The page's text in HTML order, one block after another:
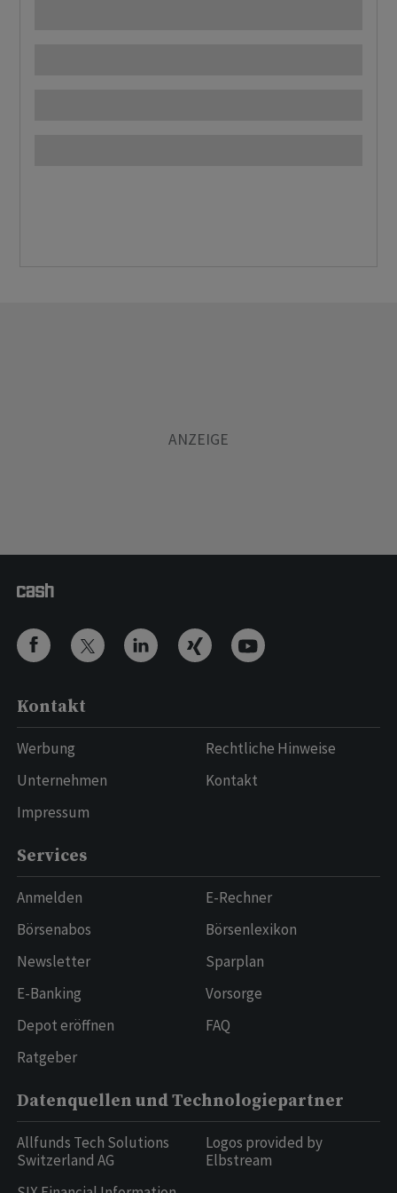
Kontakt
Werbung
Unternehmen
Impressum
Rechtliche Hinweise
Kontakt
Services
Anmelden
Börsenabos
Newsletter
E-Banking
Depot eröffnen
Ratgeber
E-Rechner
Börsenlexikon
Sparplan
Vorsorge
FAQ
Datenquellen und Technologiepartner
Allfunds Tech Solutions
Switzerland AG
Logos provided by
Elbstream